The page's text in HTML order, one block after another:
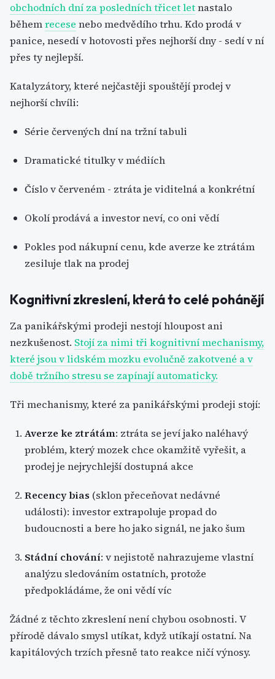
obchodních dní za posledních třicet letnastalo
běhemrecese nebo medvědího trhu. Kdo prodá v
panice, nesedí v hotovosti přes nejhorší dny - sedí v ní
přes ty nejlepší.
Katalyzátory, které nejčastěji spouštějí prodej v
nejhorší chvíli:
Série červených dní na tržní tabuli
Dramatické titulky v médiích
Číslo v červeném - ztráta je viditelná a konkrétní
Okolí prodává a investor neví, co oni vědí
Pokles pod nákupní cenu, kde averze ke ztrátám
zesiluje tlak na prodej
Kognitivní zkreslení, která to celé pohánějí
Za panikářskými prodeji nestojí hloupost ani
nezkušenost. Stojí za nimi tři kognitivní mechanismy,
které jsou v lidském mozku evolučně zakotvené a v
době tržního stresu se zapínají automaticky.
Tři mechanismy, které za panikářskými prodeji stojí:
Averze ke ztrátám: ztráta se jeví jako naléhavý
problém, který mozek chce okamžitě vyřešit, a
prodej je nejrychlejší dostupná akce
Recency bias (sklon přeceňovat nedávné
události): investor extrapoluje propad do
budoucnosti a bere ho jako signál, ne jako šum
Stádní chování: v nejistotě nahrazujeme vlastní
analýzu sledováním ostatních, protože
předpokládáme, že oni vědí víc
Žádné z těchto zkreslení není chybou osobnosti. V
přírodě dávalo smysl utíkat, když utíkají ostatní. Na
kapitálových trzích přesně tato reakce ničí výnosy.